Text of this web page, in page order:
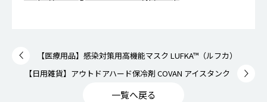
【医療用品】感染対策用高機能マスク LUFKA™（ルフカ）
一覧へ戻る
【日用雑貨】アウトドアハード保冷剤 COVAN アイスタンク